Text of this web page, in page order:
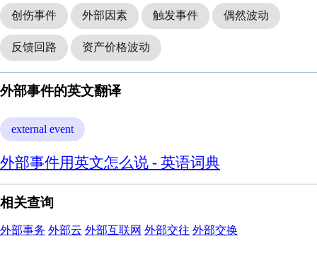
创伤事件 外部因素 触发事件 偶然波动
反馈回路 资产价格波动
外部事件的英文翻译
external event
外部事件用英文怎么说 - 英语词典
相关查询
外部事务 外部云 外部互联网 外部交往 外部交换